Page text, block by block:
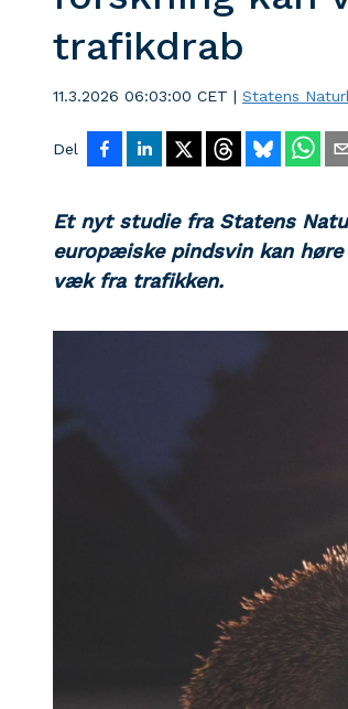
trafikdrab
11.3.2026 06:03:00 CET | Statens
Del
Et nyt studie fra Statens
europæiske pindsvin kan
væk fra trafikken.